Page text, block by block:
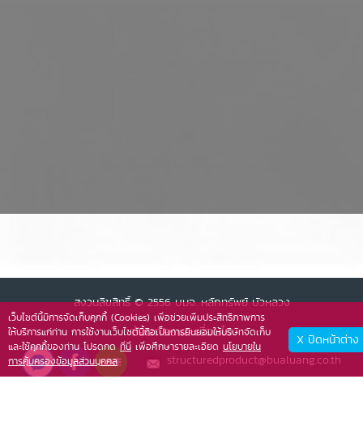
สงวนลิขสิทธิ์ © 2556 บมจ. หลักทรัพย์ บัวหลวง
ข้อตกลงและเงื่อนไข
structuredproduct@bualuang.co.th
เว็บไซต์นี้มีการจัดเก็บคุกกี้ (Cookies) เพื่อช่วยเพิ่มประสิทธิภาพการ
ให้บริการแก่ท่าน การใช้งานเว็บไซต์นี้ถือเป็นการยินยอมให้บริษัทจัดเก็บ
และใช้คุกกี้ของท่าน โปรดกดที่นี่ เพื่อศึกษารายละเอียด นโยบายใน
การคุ้มครองข้อมูลส่วนบุคคล
X ปิดหน้าต่าง